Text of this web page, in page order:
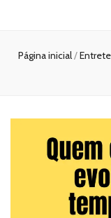
Página inicial/